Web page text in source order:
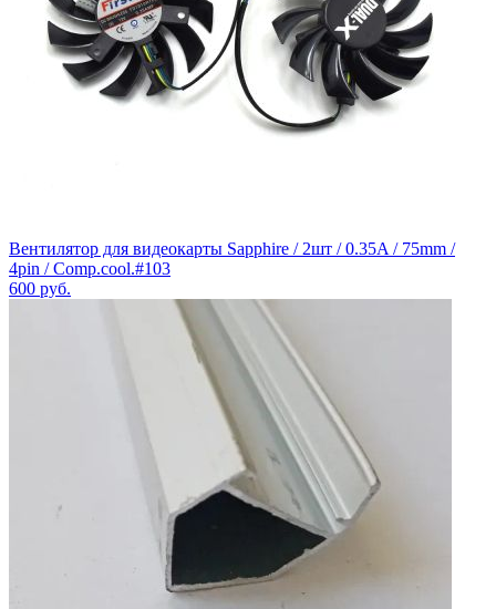
Вентилятор для видеокарты Sapphire / 2шт / 0.35A / 75mm /
4pin / Comp.cool.#103
600 руб.